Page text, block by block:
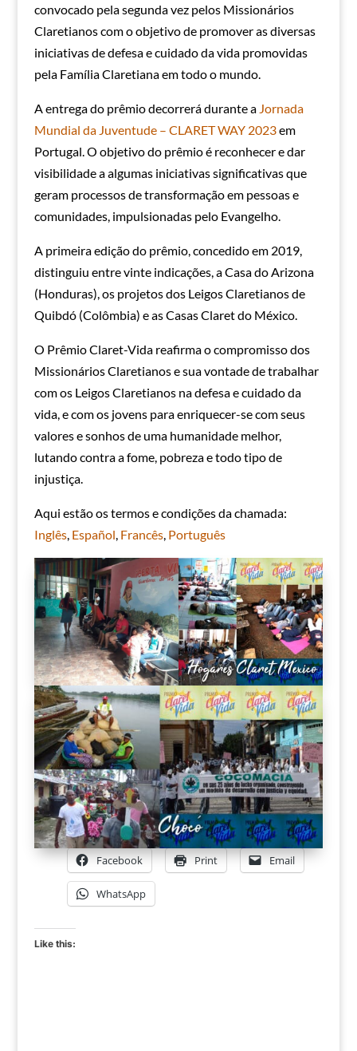
convocado pela segunda vez pelos Missionários
Claretianos com o objetivo de promover as diversas
iniciativas de defesa e cuidado da vida promovidas
pela Família Claretiana em todo o mundo.
A entrega do prêmio decorrerá durante a Jornada
Mundial da Juventude – CLARET WAY 2023em
Portugal. O objetivo do prêmio é reconhecer e dar
visibilidade a algumas iniciativas significativas que
geram processos de transformação em pessoas e
comunidades, impulsionadas pelo Evangelho.
A primeira edição do prêmio, concedido em 2019,
distinguiu entre vinte indicações, a Casa do Arizona
(Honduras), os projetos dos Leigos Claretianos de
Quibdó (Colômbia) e as Casas Claret do México.
O Prêmio Claret-Vida reafirma o compromisso dos
Missionários Claretianos e sua vontade de trabalhar
com os Leigos Claretianos na defesa e cuidado da
vida, e com os jovens para enriquecer-se com seus
valores e sonhos de uma humanidade melhor,
lutando contra a fome, pobreza e todo tipo de
injustiça.
Aqui estão os termos e condições da chamada:
Inglês, Español, Francês, Português
Facebook Print Email
WhatsApp
Like this: